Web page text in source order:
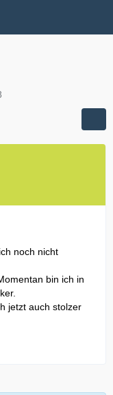
noch nicht
bin ich in
jetzt auch stolzer